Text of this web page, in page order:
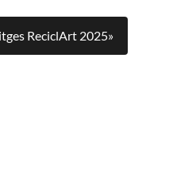
ReciclArt 2025»